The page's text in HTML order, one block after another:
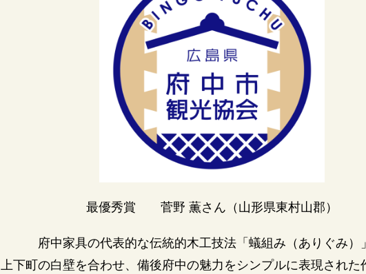
最優秀賞 菅野 薫さん（山形県東村山郡）
府中家具の代表的な伝統的木工技法「蟻組み（ありぐみ）
上下町の白壁を合わせ、備後府中の魅力をシンプルに表現された